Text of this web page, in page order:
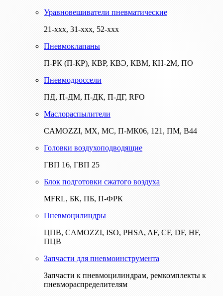
Уравновешиватели пневматические
21-ххх, 31-ххх, 52-ххх
Пневмоклапаны
П-РК (П-КР), КВР, КВЭ, КВМ, КН-2М, ПО
Пневмодроссели
ПД, П-ДМ, П-ДК, П-ДГ, RFO
Маслораспылители
CAMOZZI, МХ, МС, П-МК06, 121, ПМ, В44
Головки воздухоподводящие
ГВП 16, ГВП 25
Блок подготовки сжатого воздуха
MFRL, БК, ПБ, П-ФРК
Пневмоцилиндры
ЦПВ, CAMOZZI, ISO, PHSA, AF, CF, DF, HF,
ПЦВ
Запчасти для пневмоинструмента
Запчасти к пневмоцилиндрам, ремкомплекты к
пневмораспределителям